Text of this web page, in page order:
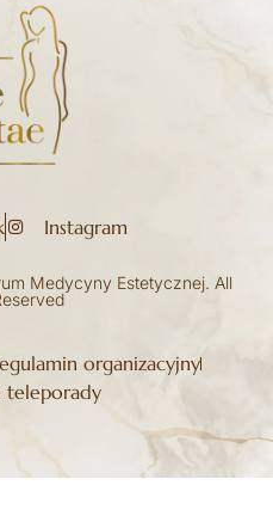
Instagram
Medycyny Estetycznej. All
organizacyjny
teleporady